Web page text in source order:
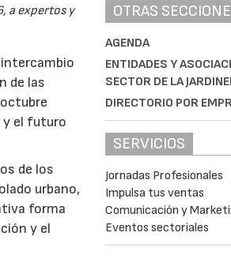
a expertos y
de las
y el futuro
de los
urbano,
forma
y el
OTRAS
AGENDA
ENTIDADES Y
SECTOR DE LA
DIRECTORIO POR
SERVICIOS
Jornadas Profesionales
Impulsa tus ventas
Comunicación y
Eventos sectoriales